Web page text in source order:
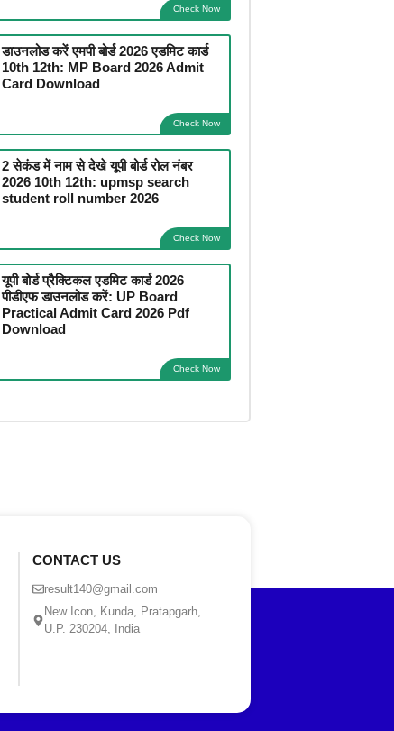
Check Now
डाउनलोड करें एमपी बोर्ड 2026 एडमिट कार्ड
10th 12th: MP Board 2026 Admit
Card Download
Check Now
2 सेकंड में नाम से देखे यूपी बोर्ड रोल नंबर
2026 10th 12th: upmsp search
student roll number 2026
Check Now
यूपी बोर्ड प्रैक्टिकल एडमिट कार्ड 2026
पीडीएफ डाउनलोड करें: UP Board
Practical Admit Card 2026 Pdf
Download
Check Now
CONTACT US
result140@gmail.com
New Icon, Kunda, Pratapgarh,
U.P. 230204, India